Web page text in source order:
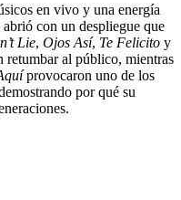
en vivo y una energía
con un despliegue que
Lie, Ojos Así, Te Felicito y
retumbar al público, mientras
provocaron uno de los
por qué su